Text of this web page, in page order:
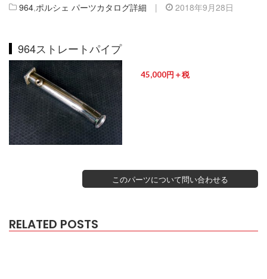
964,ポルシェ パーツカタログ詳細 | 2018年9月28日
964ストレートパイプ
45,000円＋税
このパーツについて問い合わせる
RELATED POSTS